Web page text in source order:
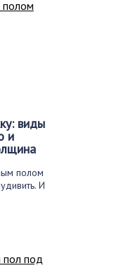
виды
и
полом
И